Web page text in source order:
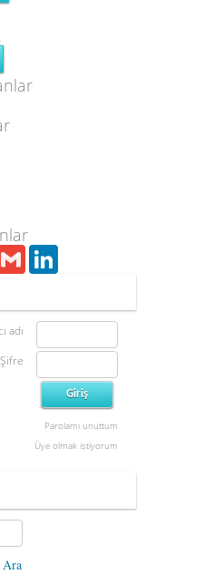
Gmail
adı
Şifre
Parolamı unuttum
Üye olmak istiyorum
Ara